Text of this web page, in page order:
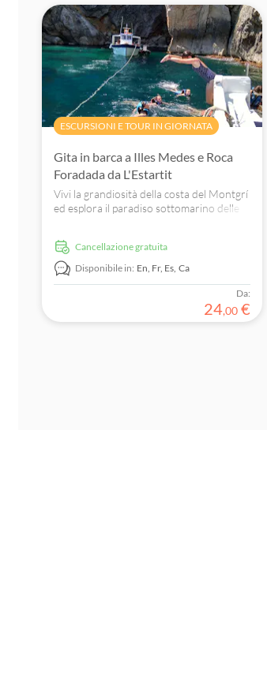
ESCURSIONI E TOUR IN GIORNATA
Gita in barca a Illes Medes e Roca
Foradada da L'Estartit
Vivi la grandiosità della costa del Montgrí
ed esplora il paradiso sottomarino delle
Cancellazione gratuita
Disponibile in: En, Fr, Es, Ca
Da:
24,00 €